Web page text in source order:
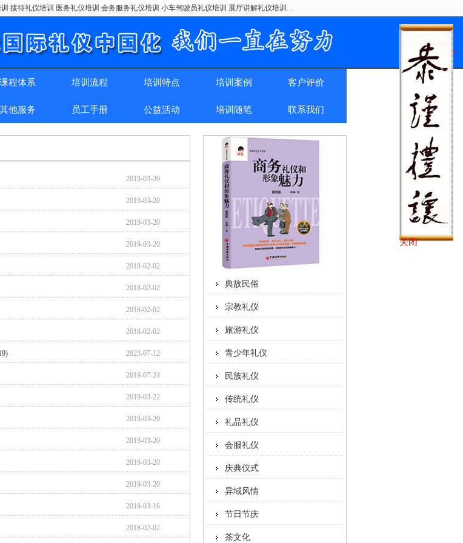
接待礼仪培训 医务礼仪培训 会务服务礼仪培训 小车驾驶员礼仪培训 展厅讲解礼仪培训…
课程体系 培训流程 培训特点 培训案例 客户评价
其他服务 员工手册 公益活动 培训随笔 联系我们
典故民俗
宗教礼仪
旅游礼仪
青少年礼仪
民族礼仪
传统礼仪
礼品礼仪
会服礼仪
庆典仪式
异域风情
节日节庆
茶文化
2019-03-20
2019-03-20
2019-03-20
2019-03-20
2018-02-02
2018-02-02
2018-02-02
2018-02-02
2023-07-12
2019-07-24
2019-03-22
2019-03-20
2019-03-20
2019-03-20
2019-03-20
2019-03-16
2018-02-02
关闭